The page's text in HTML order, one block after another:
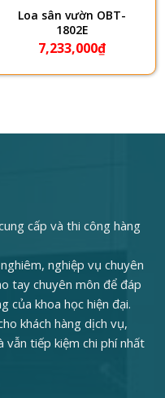
Loa sân vườn OBT-
1802E
7,233,000₫
cấp và thi công hàng
nghiệp vụ chuyên
tay chuyên môn để đáp
của khoa học hiện đại.
khách hàng dịch vụ,
vẫn tiếp kiệm chi phí nhất